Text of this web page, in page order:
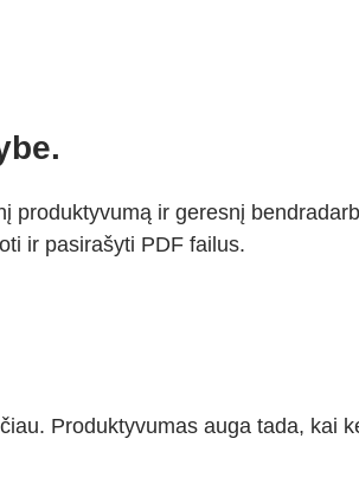
ir geresnį
ir pasirašyti PDF failus.
Produktyvumas auga tada, kai